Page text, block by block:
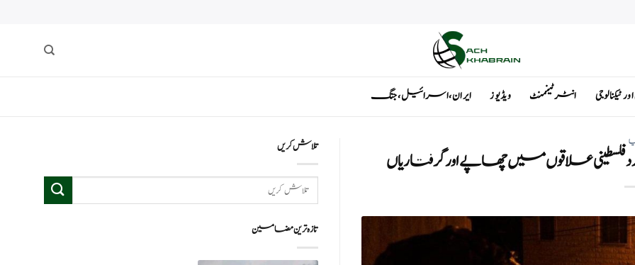
انٹرٹینمنٹ ویڈیوز ایران ، اسرائیل ، جنگ
فلسطینی علاقوں میں چھاپے اور گرفتاریاں
تلاش کریں
تازہ ترین مضامین